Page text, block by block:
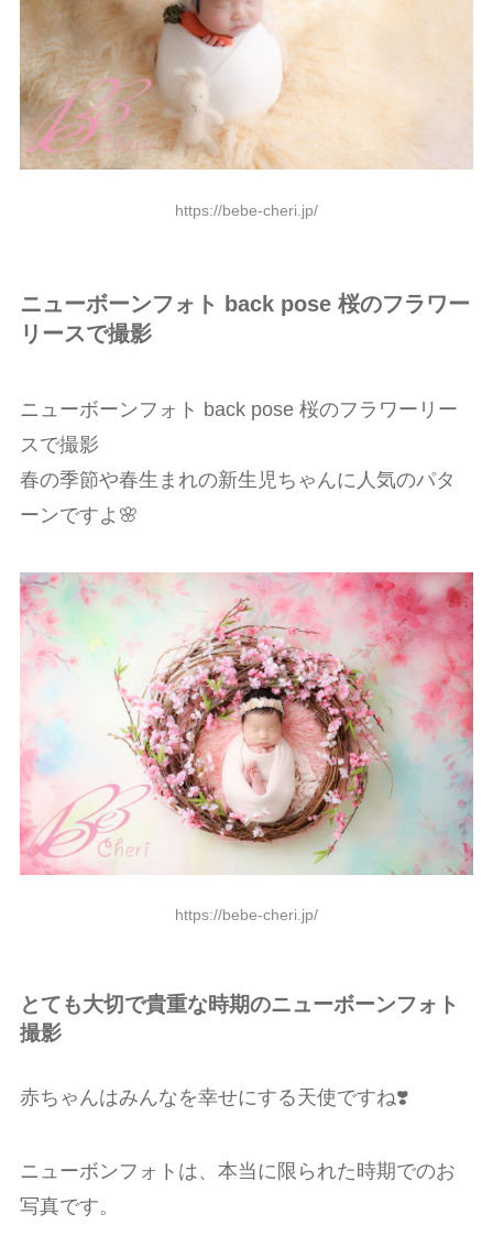
https://bebe-cheri.jp/
ニューボーンフォト back pose 桜のフラワー
リースで撮影
ニューボーンフォト back pose 桜のフラワーリー
スで撮影
春の季節や春生まれの新生児ちゃんに人気のパタ
ーンですよ🌸
https://bebe-cheri.jp/
とても大切で貴重な時期のニューボーンフォト
撮影
赤ちゃんはみんなを幸せにする天使ですね❣️
ニューボンフォトは、本当に限られた時期でのお
写真です。